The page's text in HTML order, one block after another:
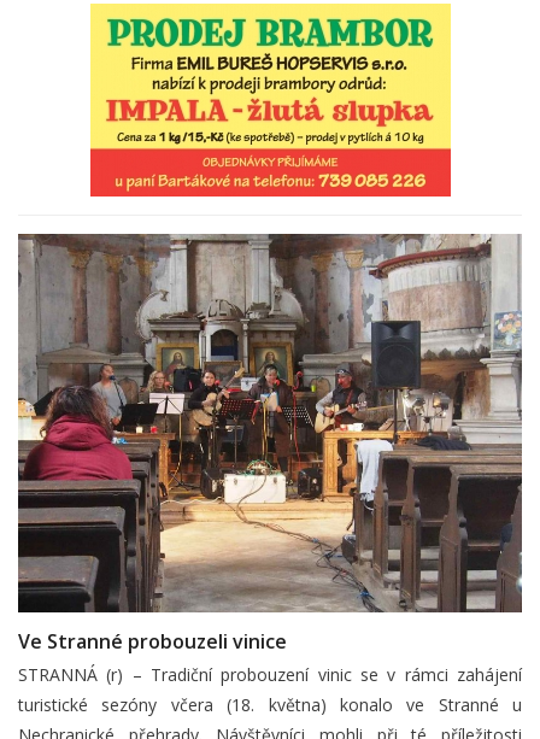
Ve Stranné probouzeli vinice
STRANNÁ (r) – Tradiční probouzení vinic se v rámci zahájení
turistické sezóny včera (18. května) konalo ve Stranné u
Nechranické přehrady. Návštěvníci mohli při té příležitosti